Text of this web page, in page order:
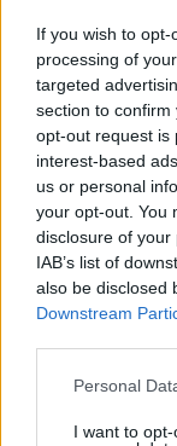
If you wish to
processing of
targeted
section to
opt-out request is
interest-based
us or personal
your opt-out. You
disclosure of
IAB’s list of
also be disclosed
Downstream
Please note that
not limited to
Personal
I want to
Είδος υπό
Ελλάδα που
τα επιδόματα,
07.08.2026, 15:59